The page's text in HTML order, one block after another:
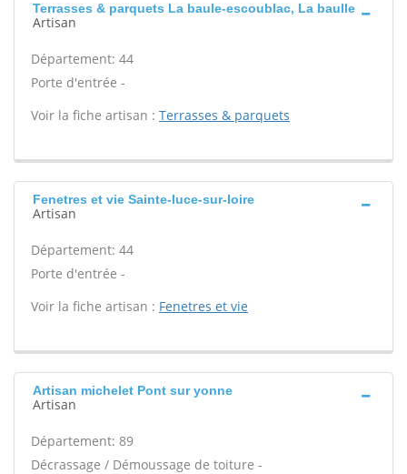
Terrasses & parquets La baule-escoublac, La baulle
Artisan
Département: 44
Porte d'entrée -
Voir la fiche artisan : Terrasses & parquets
Fenetres et vie Sainte-luce-sur-loire
Artisan
Département: 44
Porte d'entrée -
Voir la fiche artisan : Fenetres et vie
Artisan michelet Pont sur yonne
Artisan
Département: 89
Décrassage / Démoussage de toiture -